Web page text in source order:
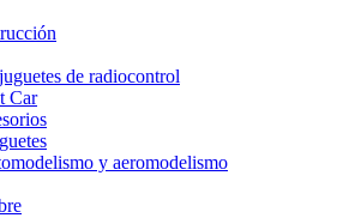
de radiocontrol
Car
y aeromodelismo